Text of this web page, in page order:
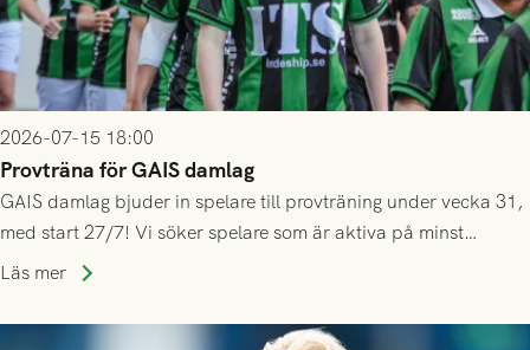
2026-07-15 18:00
Provträna för GAIS damlag
GAIS damlag bjuder in spelare till provträning under vecka 31,
med start 27/7! Vi söker spelare som är aktiva på minst
division 3-nivå.
Läs mer